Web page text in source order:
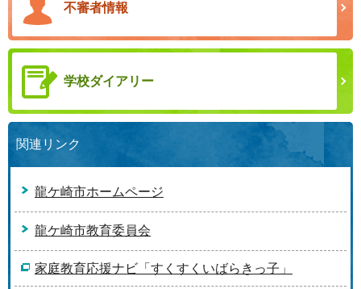
不審者情報
学校ダイアリー
関連リンク
龍ケ崎市ホームページ
龍ケ崎市教育委員会
家庭教育応援ナビ「すくすくいばらきっ子」